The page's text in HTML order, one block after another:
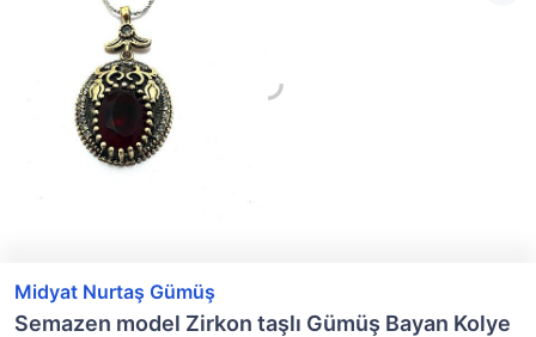
Midyat Nurtaş Gümüş
Semazen model Zirkon taşlı Gümüş Bayan Kolye